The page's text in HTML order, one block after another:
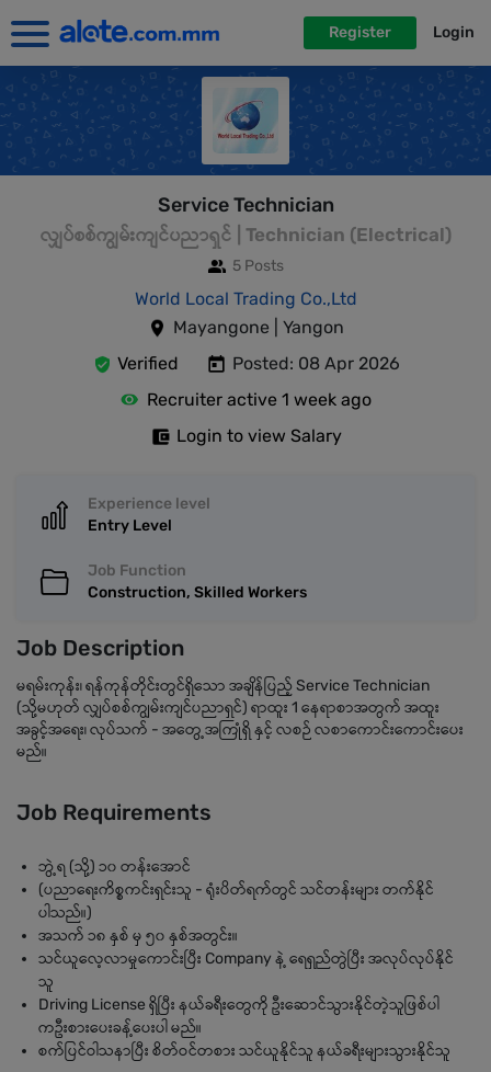
Register Login
Service Technician
လျှပ်စစ်ကျွမ်းကျင်ပညာရှင် | Technician (Electrical)
5 Posts
World Local Trading Co.,Ltd
Mayangone | Yangon
Verified
Posted: 08 Apr 2026
Recruiter active 1 week ago
Login to view Salary
Experience level
Entry Level
Job Function
Construction, Skilled Workers
Job Description
မရမ်းကုန်း၊ ရန်ကုန်တိုင်းတွင်ရှိသော အချိန်ပြည့် Service Technician
(သို့မဟုတ် လျှပ်စစ်ကျွမ်းကျင်ပညာရှင်) ရာထူး 1 နေရာစာအတွက် အထူး
အခွင့်အရေး၊ လုပ်သက် - အတွေ့အကြုံရှိ နှင့် လစဉ် လစာကောင်းကောင်းပေး
မည်။
Job Requirements
ဘွဲ့ရ (သို့) ၁၀ တန်းအောင်
(ပညာရေးကိစ္စကင်းရှင်းသူ - ရုံးပိတ်ရက်တွင် သင်တန်းများ တက်နိုင်
ပါသည်။)
အသက် ၁၈ နှစ် မှ ၅၀ နှစ်အတွင်း။
သင်ယူလေ့လာမှုကောင်းပြီး Company နဲ့ ရေရှည်တွဲပြီး အလုပ်လုပ်နိုင်
သူ
Driving License ရှိပြီး နယ်ခရီးတွေကို ဦးဆောင်သွားနိုင်တဲ့သူဖြစ်ပါ
ကဦးစားပေးခန့်ပေးပါ မည်။
စက်ပြင်ဝါသနာပြီး စိတ်ဝင်တစား သင်ယူနိုင်သူ နယ်ခရီးများသွားနိုင်သူ